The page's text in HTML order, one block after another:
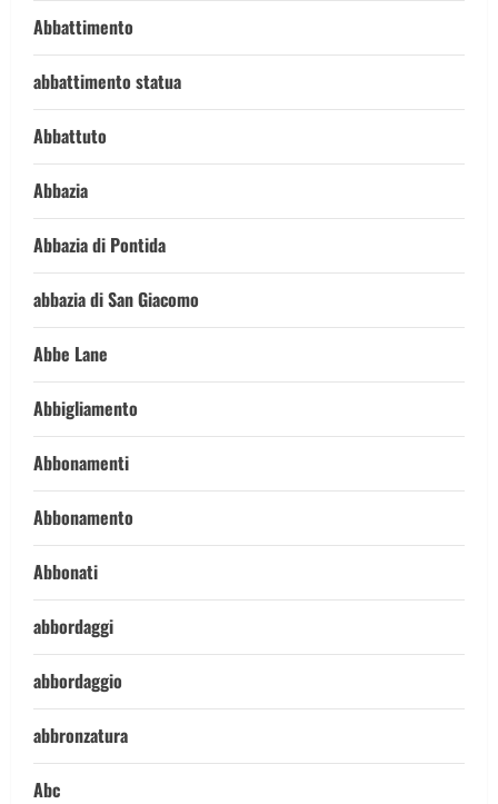
Abbattimento
abbattimento statua
Abbattuto
Abbazia
Abbazia di Pontida
abbazia di San Giacomo
Abbe Lane
Abbigliamento
Abbonamenti
Abbonamento
Abbonati
abbordaggi
abbordaggio
abbronzatura
Abc